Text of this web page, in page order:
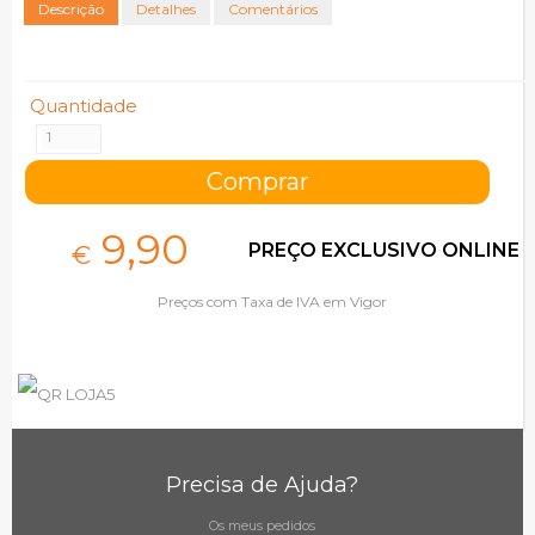
Descrição Detalhes Comentários
Quantidade
€ 9,90 PREÇO EXCLUSIVO ONLINE
Preços com Taxa de IVA em Vigor
Precisa de Ajuda?
Os meus pedidos